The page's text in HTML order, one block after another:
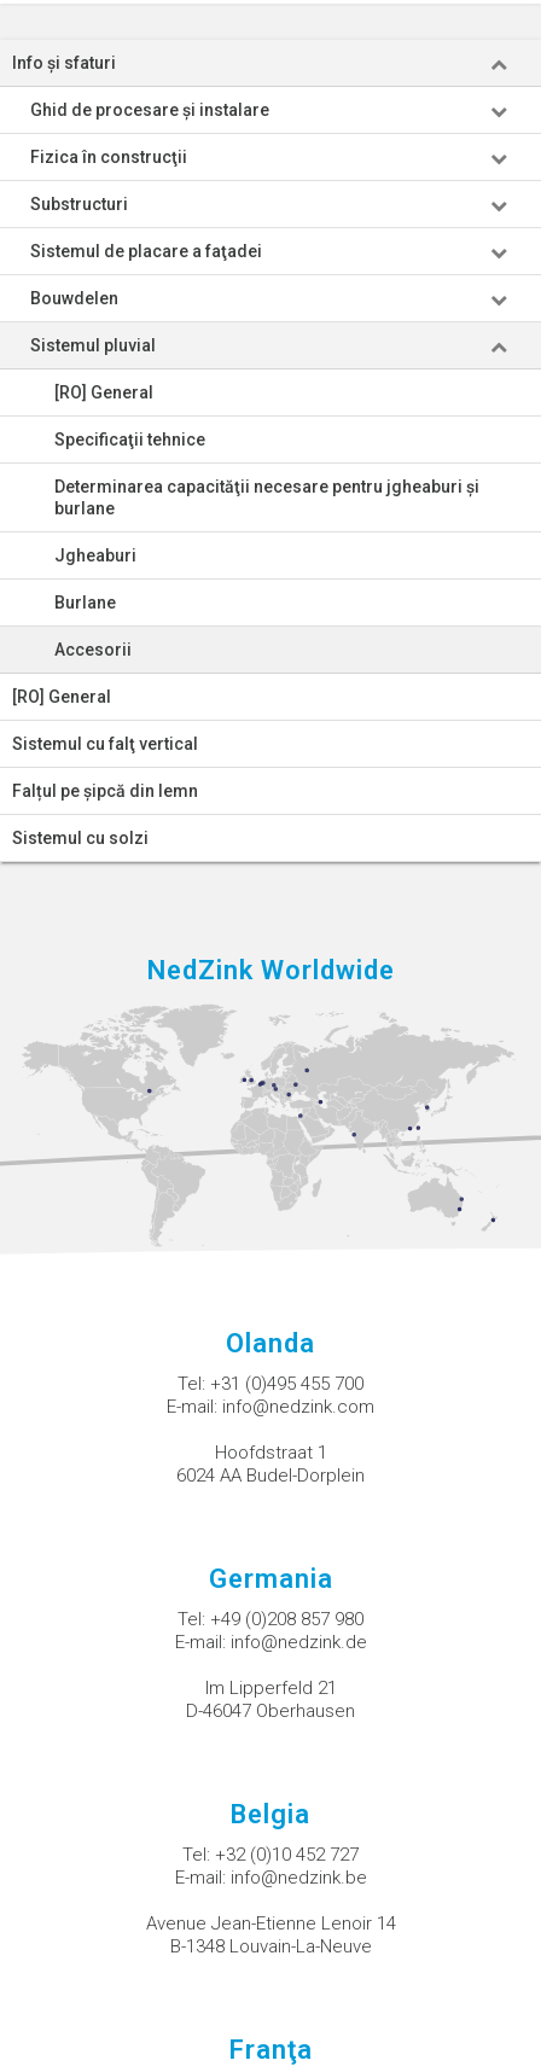
Info şi sfaturi
Ghid de procesare şi instalare
Fizica în construcţii
Substructuri
Sistemul de placare a faţadei
Bouwdelen
Sistemul pluvial
[RO] General
Specificaţii tehnice
Determinarea capacităţii necesare pentru jgheaburi şi
burlane
Jgheaburi
Burlane
Accesorii
[RO] General
Sistemul cu falţ vertical
Falțul pe șipcă din lemn
Sistemul cu solzi
NedZink Worldwide
Olanda
Tel: +31 (0)495 455 700
E-mail: info@nedzink.com
Hoofdstraat 1
6024 AA Budel-Dorplein
Germania
Tel: +49 (0)208 857 980
E-mail: info@nedzink.de
Im Lipperfeld 21
D-46047 Oberhausen
Belgia
Tel: +32 (0)10 452 727
E-mail: info@nedzink.be
Avenue Jean-Etienne Lenoir 14
B-1348 Louvain-La-Neuve
Franţa